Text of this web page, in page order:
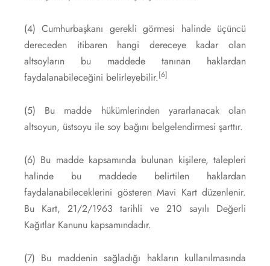
(4) Cumhurbaşkanı gerekli görmesi halinde üçüncü
dereceden itibaren hangi dereceye kadar olan
altsoyların bu maddede tanınan haklardan
faydalanabileceğini belirleyebilir.[6]
(5) Bu madde hükümlerinden yararlanacak olan
altsoyun, üstsoyu ile soy bağını belgelendirmesi şarttır.
(6) Bu madde kapsamında bulunan kişilere, talepleri
halinde bu maddede belirtilen haklardan
faydalanabileceklerini gösteren Mavi Kart düzenlenir.
Bu Kart, 21/2/1963 tarihli ve 210 sayılı Değerli
Kağıtlar Kanunu kapsamındadır.
(7) Bu maddenin sağladığı hakların kullanılmasında